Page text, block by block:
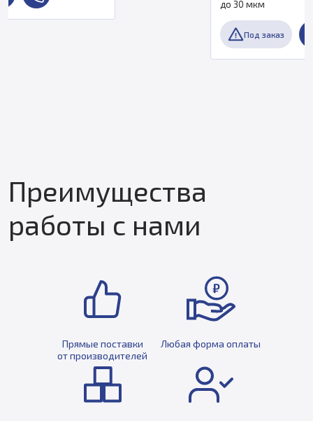
Преимущества
работы с нами
Прямые поставки
от производителей
Любая форма оплаты